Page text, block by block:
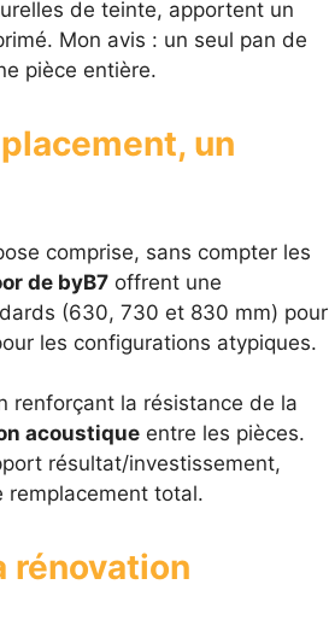
de teinte, apportent un
Mon avis : un seul pan de
pièce entière.
un
comprise, sans compter les
de byB7offrent une
(630, 730 et 830 mm) pour
les configurations atypiques.
renforçant la résistance de la
acoustiqueentre les pièces.
résultat/investissement,
remplacement total.
rénovation